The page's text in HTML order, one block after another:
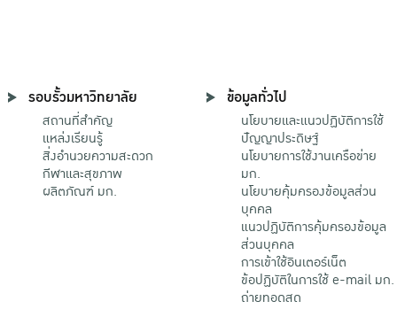
รอบรั้วมหาวิทยาลัย
สถานที่สำคัญ
แหล่งเรียนรู้
สิ่งอำนวยความสะดวก
กีฬาและสุขภาพ
ผลิตภัณฑ์ มก.
ข้อมูลทั่วไป
นโยบายและแนวปฏิบัติการใช้
ปัญญาประดิษฐ์
นโยบายการใช้งานเครือข่าย
มก.
นโยบายคุ้มครองข้อมูลส่วน
บุคคล
แนวปฏิบัติการคุ้มครองข้อมูล
ส่วนบุคคล
การเข้าใช้อินเตอร์เน็ต
ข้อปฏิบัติในการใช้ e-mail มก.
ถ่ายทอดสด